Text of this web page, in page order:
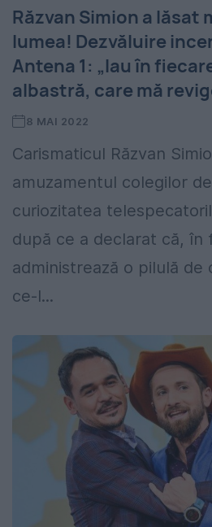
Răzvan Simion a lăsat
lumea! Dezvăluire
Antena 1: „Iau în
albastră, care mă
8 MAI 2022
Carismaticul Răzvan
amuzamentul colegilor
curiozitatea
după ce a declarat că, în
administrează o pilulă de
ce-l...